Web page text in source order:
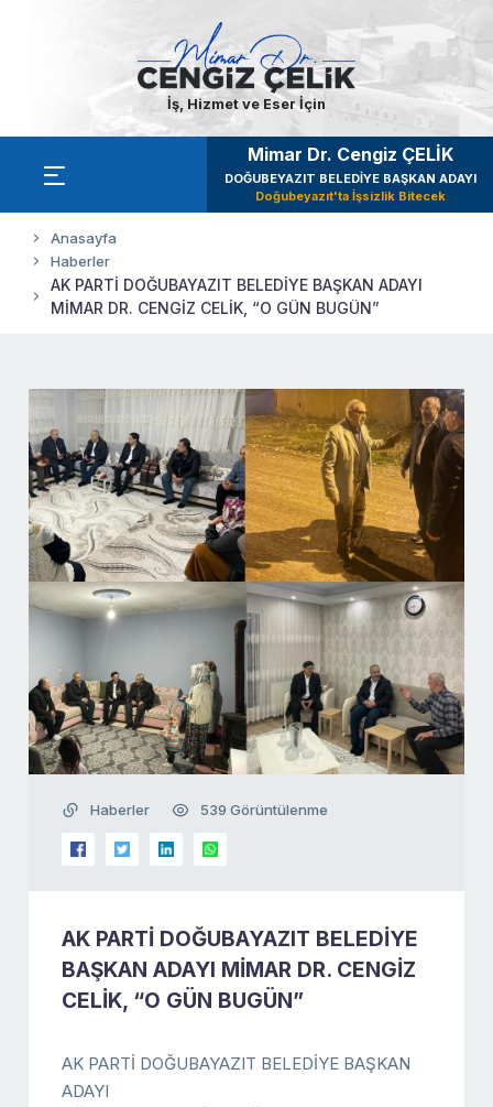
İş, Hizmet ve Eser İçin
Mimar Dr. Cengiz ÇELİK
DOĞUBEYAZIT BELEDİYE BAŞKAN ADAYI
Doğubeyazıt'ta İşsizlik Bitecek
Anasayfa
Haberler
AK PARTİ DOĞUBAYAZIT BELEDİYE BAŞKAN ADAYI
MİMAR DR. CENGİZ CELİK, “O GÜN BUGÜN”
Haberler 539 Görüntülenme
AK PARTİ DOĞUBAYAZIT BELEDİYE
BAŞKAN ADAYI MİMAR DR. CENGİZ
CELİK, “O GÜN BUGÜN”
AK PARTİ DOĞUBAYAZIT BELEDİYE BAŞKAN
ADAYI